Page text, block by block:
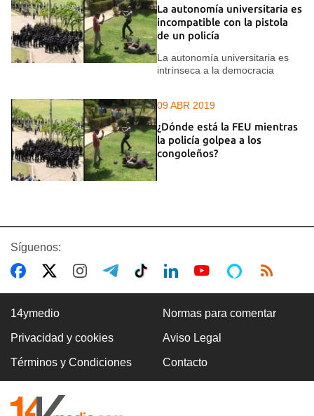
La autonomía universitaria es
incompatible con la pistola
de un policía
La autonomía universitaria es
intrínseca a la democracia
09 ABR 2019
¿Dónde está la FEU mientras
la policía golpea a los
congoleños?
Síguenos:
14ymedio Normas para comentar
Privacidad y cookies Aviso Legal
Términos y Condiciones Contacto